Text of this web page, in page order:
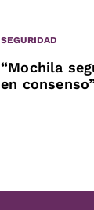
SEGURIDAD
“Mochila
en